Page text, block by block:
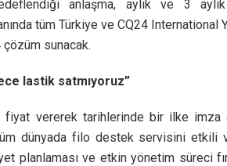
anlaşma, aylık ve 3
tüm Türkiye ve CQ24 International
sunacak.
lastik satmıyoruz”
fiyat vererek tarihlerinde bir ilke imza
dünyada filo destek servisini etkili
planlaması ve etkin yönetim süreci